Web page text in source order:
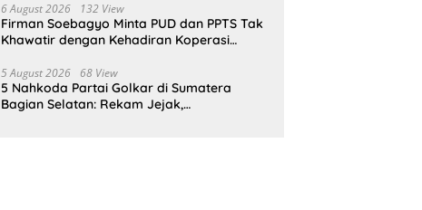
6 August 2026 132 View
Firman Soebagyo Minta PUD dan PPTS Tak
Khawatir dengan Kehadiran Koperasi
5 August 2026 68 View
5 Nahkoda Partai Golkar di Sumatera
Bagian Selatan: Rekam Jejak,